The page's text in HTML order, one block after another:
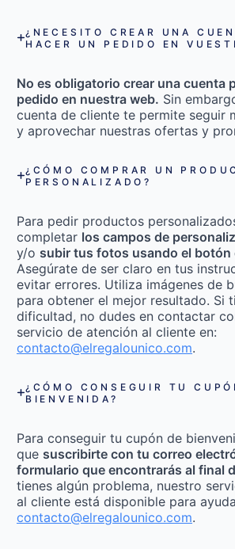
¿NECESITO CREAR UNA
HACER UN PEDIDO EN
No es obligatorio crear una cuenta
pedido en nuestra web. Sin
cuenta de cliente te permite seguir
y aprovechar nuestras ofertas y
¿CÓMO COMPRAR UN
PERSONALIZADO?
Para pedir productos
completar los campos de
y/o subir tus fotos usando el
Asegúrate de ser claro en tus
evitar errores. Utiliza imágenes de
para obtener el mejor resultado. Si
dificultad, no dudes en contactar
servicio de atención al cliente en:
contacto@elregalounico.com.
¿CÓMO CONSEGUIR TU
BIENVENIDA?
Para conseguir tu cupón de
que suscribirte con tu correo
formulario que encontrarás al final
tienes algún problema, nuestro
al cliente está disponible para
contacto@elregalounico.com.